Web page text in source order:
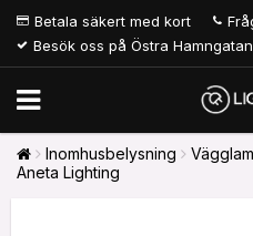
Betala säkert med kort
Besök oss på Östra
Inomhusbelysning
Aneta Lighting